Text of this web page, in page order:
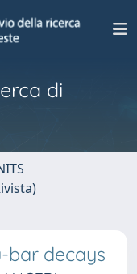
di
bar decays